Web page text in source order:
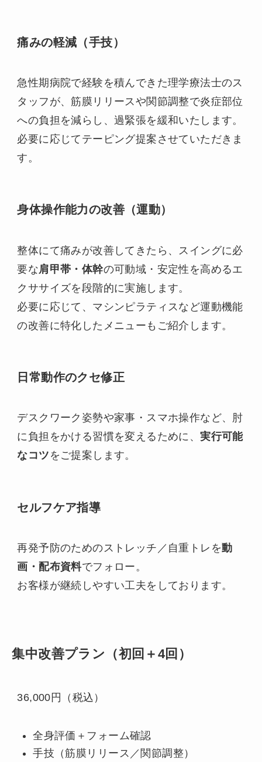
痛みの軽減（手技）
急性期病院で経験を積んできた理学療法士のス
タッフが、筋膜リリースや関節調整で炎症部位
への負担を減らし、過緊張を緩和いたします。
必要に応じてテーピング提案させていただきま
す。
身体操作能力の改善（運動）
整体にて痛みが改善してきたら、スイングに必
要な肩甲帯・体幹の可動域・安定性を高めるエ
クササイズを段階的に実施します。
必要に応じて、マシンピラティスなど運動機能
の改善に特化したメニューもご紹介します。
日常動作のクセ修正
デスクワーク姿勢や家事・スマホ操作など、肘
に負担をかける習慣を変えるために、実行可能
なコツ をご提案します。
セルフケア指導
再発予防のためのストレッチ／自重トレを動
画・配布資料でフォロー。
お客様が継続しやすい工夫をしております。
集中改善プラン（初回＋4回）
36,000円（税込）
全身評価＋フォーム確認
手技（筋膜リリース／関節調整）